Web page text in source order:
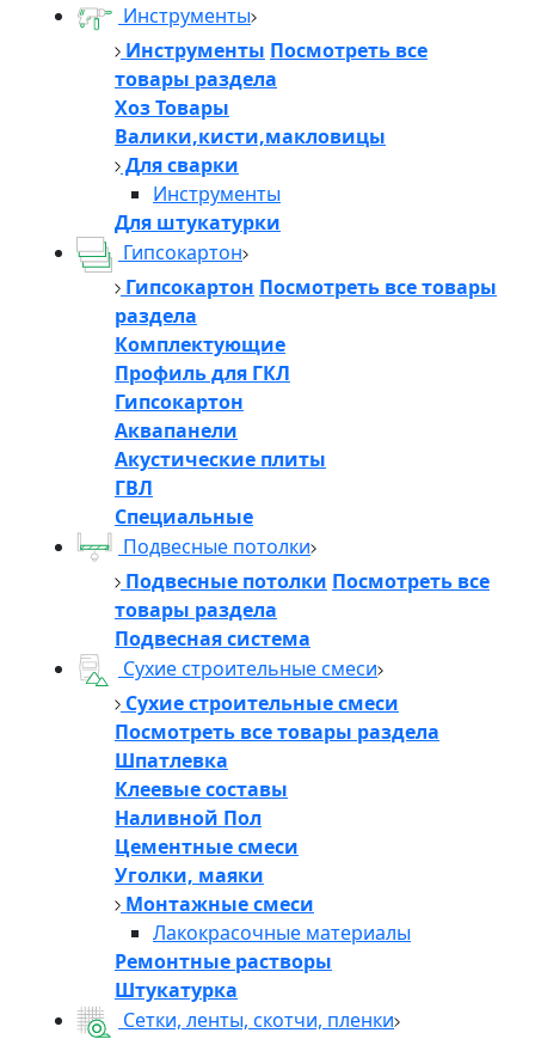
Инструменты
Инструменты Посмотреть все
товары раздела
Хоз Товары
Валики,кисти,макловицы
Для сварки
Инструменты
Для штукатурки
Гипсокартон
Гипсокартон Посмотреть все товары
раздела
Комплектующие
Профиль для ГКЛ
Гипсокартон
Аквапанели
Акустические плиты
ГВЛ
Специальные
Подвесные потолки
Подвесные потолки Посмотреть все
товары раздела
Подвесная система
Сухие строительные смеси
Сухие строительные смеси
Посмотреть все товары раздела
Шпатлевка
Клеевые составы
Наливной Пол
Цементные смеси
Уголки, маяки
Монтажные смеси
Лакокрасочные материалы
Ремонтные растворы
Штукатурка
Сетки, ленты, скотчи, пленки